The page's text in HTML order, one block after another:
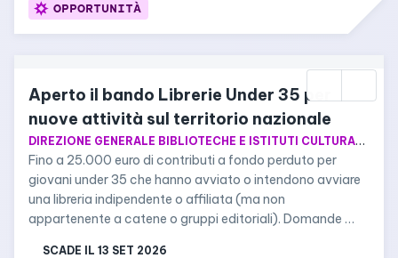
OPPORTUNITÀ
Aperto il bando Librerie Under 35 per
nuove attività sul territorio nazionale
DIREZIONE GENERALE BIBLIOTECHE E ISTITUTI CULTURALI DEL MINISTERO DELLA CULTURA
Fino a 25.000 euro di contributi a fondo perduto per
giovani under 35 che hanno avviato o intendono avviare
una libreria indipendente o affiliata (ma non
appartenente a catene o gruppi editoriali). Domande
SCADE IL 13 SET 2026